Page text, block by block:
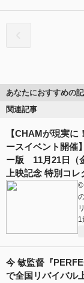
あなたにおすすめの
関連記事
【CHAMが現実
ースイベント開催
ー版 11月21日（
上映記念 特別コ
1
今 敏監督『
で全国リバイバル